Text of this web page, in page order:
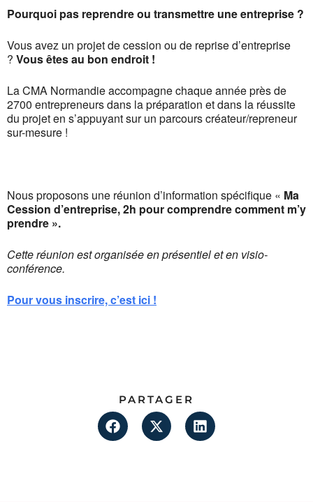
Pourquoi pas reprendre ou transmettre une entreprise ?
Vous avez un projet de cession ou de reprise d’entreprise
? Vous êtes au bon endroit !
La CMA Normandie accompagne chaque année près de
2700 entrepreneurs dans la préparation et dans la réussite
du projet en s’appuyant sur un parcours créateur/repreneur
sur-mesure !
Nous proposons une réunion d’information spécifique « Ma
Cession d’entreprise, 2h pour comprendre comment m’y
prendre ».
Cette réunion est organisée en présentiel et en visio-
conférence.
Pour vous inscrire, c’est ici !
PARTAGER